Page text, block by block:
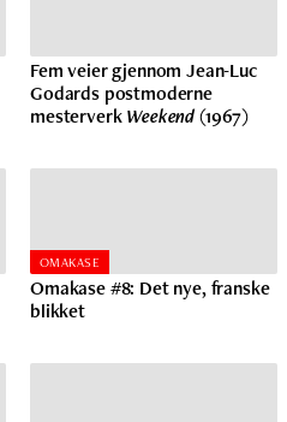
Fem veier gjennom Jean-Luc
Godards postmoderne
mesterverkWeekend(1967)
OMAKASE
Omakase #8: Det nye, franske
blikket